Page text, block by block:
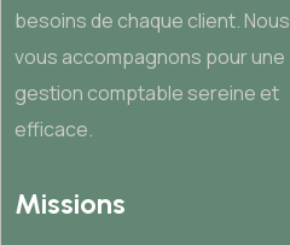
besoins de chaque client. Nous
vous accompagnons pour une
gestion comptable sereine et
efficace.
Missions